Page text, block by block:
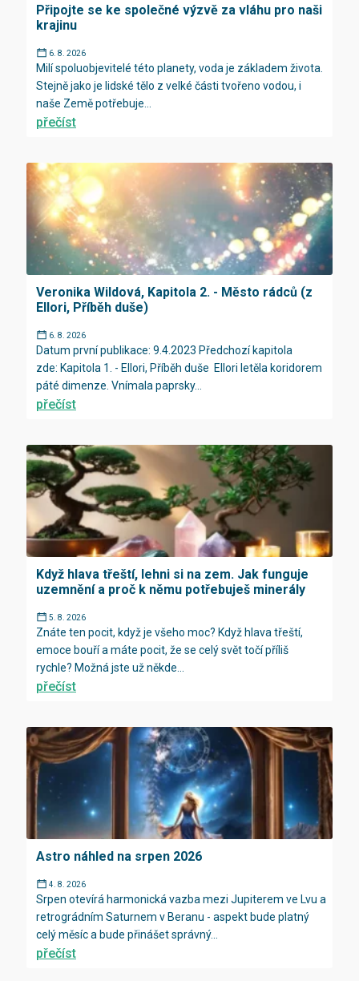
Připojte se ke společné výzvě za vláhu pro naši
krajinu
6. 8. 2026
Milí spoluobjevitelé této planety, voda je základem života.
Stejně jako je lidské tělo z velké části tvořeno vodou, i
naše Země potřebuje...
přečíst
Veronika Wildová, Kapitola 2. - Město rádců (z
Ellori, Příběh duše)
6. 8. 2026
Datum první publikace: 9.4.2023 Předchozí kapitola
zde: Kapitola 1. - Ellori, Příběh duše Ellori letěla koridorem
páté dimenze. Vnímala paprsky...
přečíst
Když hlava třeští, lehni si na zem. Jak funguje
uzemnění a proč k němu potřebuješ minerály
5. 8. 2026
Znáte ten pocit, když je všeho moc? Když hlava třeští,
emoce bouří a máte pocit, že se celý svět točí příliš
rychle? Možná jste už někde...
přečíst
Astro náhled na srpen 2026
4. 8. 2026
Srpen otevírá harmonická vazba mezi Jupiterem ve Lvu a
retrográdním Saturnem v Beranu - aspekt bude platný
celý měsíc a bude přinášet správný...
přečíst